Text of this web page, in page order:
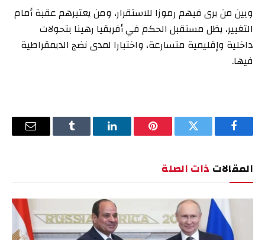
وبين من يرى فيهم رموزا للاستقرار، ومن يعتبرهم عقبة أمام
التغيير، يظل مستقبل الحكم في أفريقيا رهينا بتحولات
داخلية وإقليمية متسارعة، واختبارا لمدى نضج الديمقراطية
فيها.
فيسبوك تويتر بينتيريستلينكدإن Tumblr
البريد
المقالات ذات الصلة